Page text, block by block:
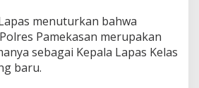
menuturkan bahwa
Pamekasan merupakan
sebagai Kepala Lapas Kelas
baru.